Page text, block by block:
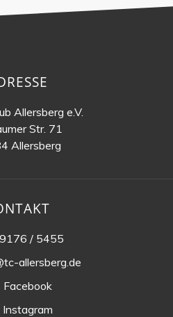
Allersberg e.V.
Str. 71
Allersberg
/ 5455
allersberg.de
Facebook
Instagram